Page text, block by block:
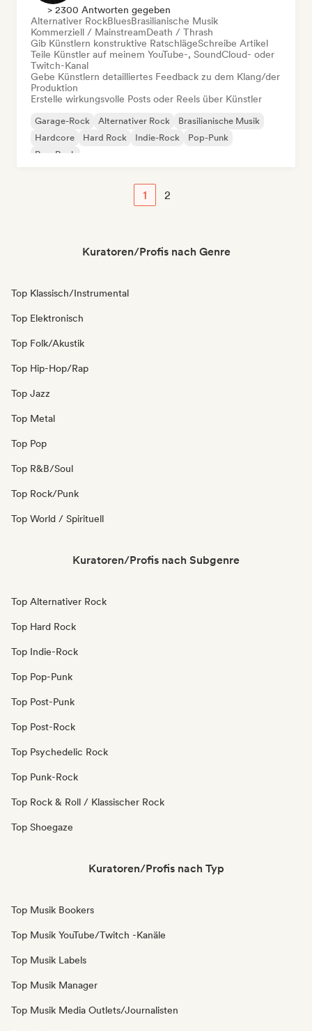
> 2300 Antworten gegeben
Alternativer RockBluesBrasilianische Musik
Kommerziell / MainstreamDeath / Thrash
Gib Künstlern konstruktive RatschlägeSchreibe Artikel
Teile Künstler auf meinem YouTube-, SoundCloud- oder
Twitch-Kanal
Gebe Künstlern detailliertes Feedback zu dem Klang/der
Produktion
Erstelle wirkungsvolle Posts oder Reels über Künstler
Garage-Rock Alternativer Rock
Brasilianische Musik
Hardcore
Hard Rock Indie-Rock
Pop-Punk
Pop-Rock
1 2
Kuratoren/Profis nach Genre
Top Klassisch/Instrumental
Top Elektronisch
Top Folk/Akustik
Top Hip-Hop/Rap
Top Jazz
Top Metal
Top Pop
Top R&B/Soul
Top Rock/Punk
Top World / Spirituell
Kuratoren/Profis nach Subgenre
Top Alternativer Rock
Top Hard Rock
Top Indie-Rock
Top Pop-Punk
Top Post-Punk
Top Post-Rock
Top Psychedelic Rock
Top Punk-Rock
Top Rock & Roll / Klassischer Rock
Top Shoegaze
Kuratoren/Profis nach Typ
Top Musik Bookers
Top Musik YouTube/Twitch -Kanäle
Top Musik Labels
Top Musik Manager
Top Musik Media Outlets/Journalisten